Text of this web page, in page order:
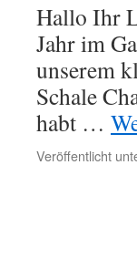
Hallo Ihr
Jahr im
unserem
Schale
habt …
Veröffentlicht